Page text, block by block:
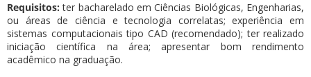
Requisitos: ter bacharelado em Ciências Biológicas, Engenharias,
ou áreas de ciência e tecnologia correlatas; experiência em
sistemas computacionais tipo CAD (recomendado); ter realizado
iniciação científica na área; apresentar bom rendimento
acadêmico na graduação.